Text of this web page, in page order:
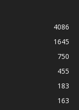
4086
1645
750
455
183
163